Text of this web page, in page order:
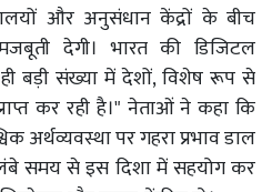
और अनुसंधान केंद्रों के बीच
देगी। भारत की डिजिटल
बड़ी संख्या में देशों, विशेष रूप से
कर रही है।" नेताओं ने कहा कि
पर गहरा प्रभाव डाल
समय से इस दिशा में सहयोग कर